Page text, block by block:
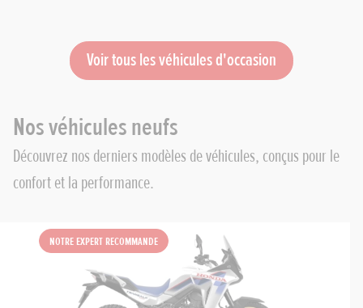
Voir tous les véhicules d'occasion
Nos véhicules neufs
Découvrez nos derniers modèles de véhicules, conçus pour le
confort et la performance.
Notre expert recommande